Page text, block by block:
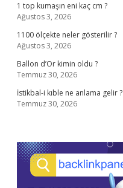
1 top kumaşın eni kaç cm ?
Ağustos 3, 2026
1100 ölçekte neler gösterilir ?
Ağustos 3, 2026
Ballon d’Or kimin oldu ?
Temmuz 30, 2026
İstikbal-i kıble ne anlama gelir ?
Temmuz 30, 2026